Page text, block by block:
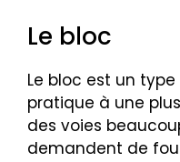
Le bloc
Le bloc est un
pratique à une
des voies
demandent de